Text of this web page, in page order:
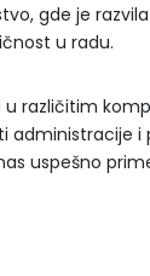
gde je
u radu.
u različitim
administracije i
uspešno